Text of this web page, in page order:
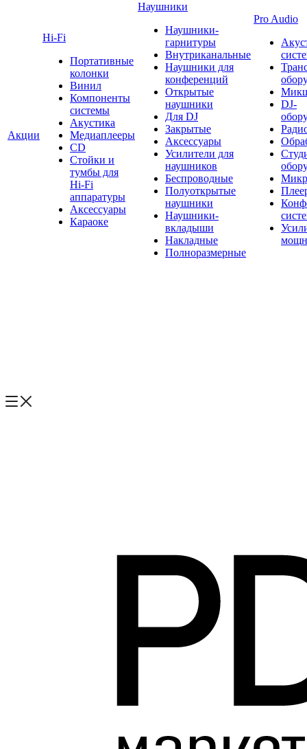
Акции
Hi-Fi
Портативные
колонки
Винил
Компоненты
системы
Акустика
Медиаплееры
CD
Стойки и
тумбы для
Hi-Fi
аппаратуры
Аксессуары
Караоке
Наушники
Наушники-
гарнитуры
Внутриканальные
Наушники для
конференций
Открытые
наушники
Для DJ
Закрытые
Аксессуары
Усилители для
наушников
Беспроводные
Полуоткрытые
наушники
Наушники-
вкладыши
Накладные
Полноразмерные
Pro Audio
DJ-